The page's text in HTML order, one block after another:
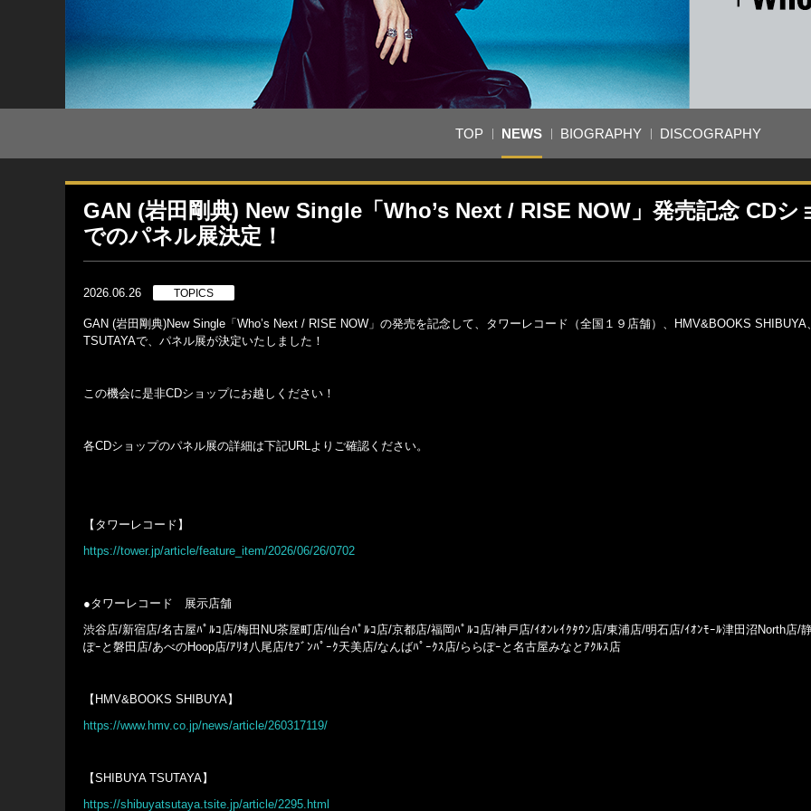
TOP NEWS BIOGRAPHY DISCOGRAPHY
GAN (岩田剛典) New Single「Who’s Next / RISE NOW」発売記念 CDシ
でのパネル展決定！
2026.06.26 TOPICS
GAN (岩田剛典)New Single「Who’s Next / RISE NOW」の発売を記念して、タワーレコード（全国１９店舗）、HMV&BOOKS SHIBUYA
TSUTAYAで、パネル展が決定いたしました！
この機会に是非CDショップにお越しください！
各CDショップのパネル展の詳細は下記URLよりご確認ください。
【タワーレコード】
https://tower.jp/article/feature_item/2026/06/26/0702
●タワーレコード 展示店舗
渋谷店/新宿店/名古屋ﾊﾟﾙｺ店/梅田NU茶屋町店/仙台ﾊﾟﾙｺ店/京都店/福岡ﾊﾟﾙｺ店/神戸店/ｲｵﾝﾚｲｸﾀｳﾝ店/東浦店/明石店/ｲｵﾝﾓｰﾙ津田沼North店/
ぽｰと磐田店/あべのHoop店/ｱﾘｵ八尾店/ｾﾌﾞﾝﾊﾟｰｸ天美店/なんばﾊﾟｰｸｽ店/ららぽｰと名古屋みなとｱｸﾙｽ店
【HMV&BOOKS SHIBUYA】
https://www.hmv.co.jp/news/article/260317119/
【SHIBUYA TSUTAYA】
https://shibuyatsutaya.tsite.jp/article/2295.html